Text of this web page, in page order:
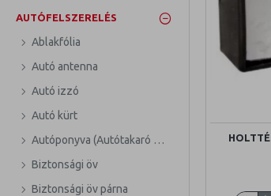
AUTÓFELSZERELÉS
Ablakfólia
Autó antenna
Autó izzó
Autó kürt
Autóponyva (Autótakaró ponyva)
Biztonsági öv
Biztonsági öv párna